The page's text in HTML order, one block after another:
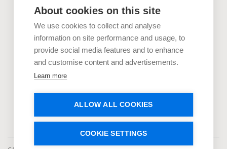
About cookies on this site
We use cookies to collect and analyse
information on site performance and usage, to
provide social media features and to enhance
and customise content and advertisements.
Learn more
ALLOW ALL COOKIES
COOKIE SETTINGS
Uzņēmumiem
Investoriem
Uzzini vairāk